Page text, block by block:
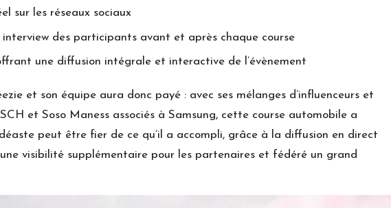
sur les réseaux sociaux
des participants avant et après chaque course
une diffusion intégrale et interactive de l’évènement
et son équipe aura donc payé : avec ses mélanges d’influenceurs et
et Soso Maness associés à Samsung, cette course automobile a
peut être fier de ce qu’il a accompli, grâce à la diffusion en direct
visibilité supplémentaire pour les partenaires et fédéré un grand